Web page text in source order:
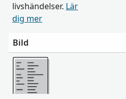
livshändelser. Lär
dig mer
Bild
Mer